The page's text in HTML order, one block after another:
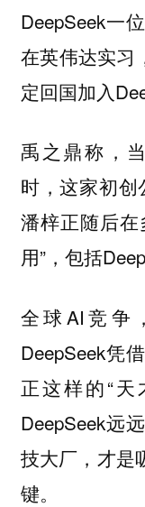
DeepSeek一
在英伟达实习
定回国加入
禹之鼎称，
时，这家初创
潘梓正随后
用”，包括
全球AI竞争
DeepSeek凭
正这样的“
DeepSeek远
技大厂，才是
键。